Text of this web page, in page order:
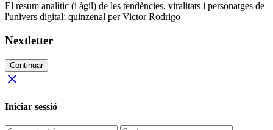
El resum analític (i àgil) de les tendències, viralitats i personatges de
l'univers digital; quinzenal per Victor Rodrigo
Nextletter
Continuar
close
Iniciar sessió